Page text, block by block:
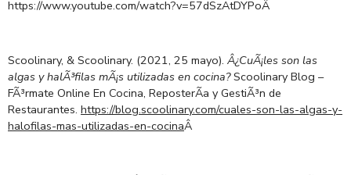
https://www.youtube.com/watch?v=57dSzAtDYPoÂ
Scoolinary, & Scoolinary. (2021, 25 mayo). Â¿CuÃ¡les son las
algas y halÃ³filas mÃ¡s utilizadas en cocina?Scoolinary Blog –
FÃ³rmate Online En Cocina, ReposterÃ­a y GestiÃ³n de
Restaurantes. https://blog.scoolinary.com/cuales-son-las-algas-y-
halofilas-mas-utilizadas-en-cocinaÂ